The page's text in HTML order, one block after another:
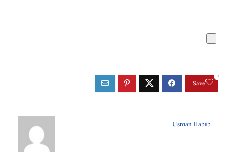
Save
0
Usman Habib